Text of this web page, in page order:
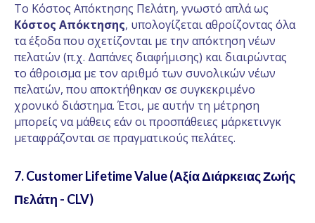
Το Κόστος Απόκτησης Πελάτη, γνωστό απλά ως
Κόστος Απόκτησης, υπολογίζεται αθροίζοντας όλα
τα έξοδα που σχετίζονται με την απόκτηση νέων
πελατών (π.χ. Δαπάνες διαφήμισης) και διαιρώντας
το άθροισμα με τον αριθμό των συνολικών νέων
πελατών, που αποκτήθηκαν σε συγκεκριμένο
χρονικό διάστημα. Έτσι, με αυτήν τη μέτρηση
μπορείς να μάθεις εάν οι προσπάθειες μάρκετινγκ
μεταφράζονται σε πραγματικούς πελάτες.
7. Customer Lifetime Value (Αξία Διάρκειας Ζωής
Πελάτη - CLV)